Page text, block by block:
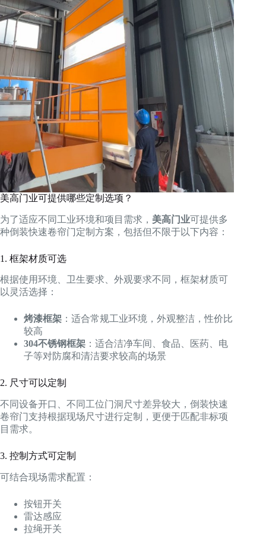
美高门业可提供哪些定制选项？
为了适应不同工业环境和项目需求， 美高门业可提供多
种倒装快速卷帘门定制方案，包括但不限于以下内容：
1. 框架材质可选
根据使用环境、卫生要求、外观要求不同，框架材质可
以灵活选择：
烤漆框架 ：适合常规工业环境，外观整洁，性价比
较高
304不锈钢框架 ：适合洁净车间、食品、医药、电
子等对防腐和清洁要求较高的场景
2. 尺寸可以定制
不同设备开口、不同工位门洞尺寸差异较大，倒装快速
卷帘门支持根据现场尺寸进行定制，更便于匹配非标项
目需求。
3. 控制方式可定制
可结合现场需求配置：
按钮开关
雷达感应
拉绳开关